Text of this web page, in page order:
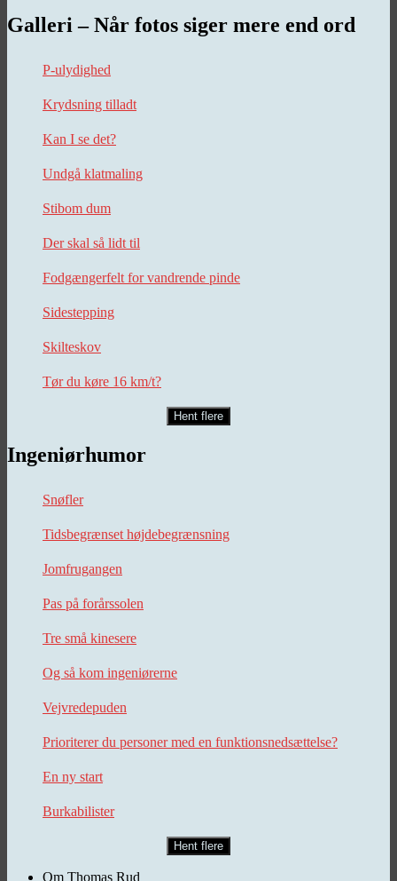
Galleri – Når fotos siger mere end ord
P-ulydighed
Krydsning tilladt
Kan I se det?
Undgå klatmaling
Stibom dum
Der skal så lidt til
Fodgængerfelt for vandrende pinde
Sidestepping
Skilteskov
Tør du køre 16 km/t?
Hent flere
Ingeniørhumor
Snøfler
Tidsbegrænset højdebegrænsning
Jomfrugangen
Pas på forårssolen
Tre små kinesere
Og så kom ingeniørerne
Vejvredepuden
Prioriterer du personer med en funktionsnedsættelse?
En ny start
Burkabilister
Hent flere
Om Thomas Rud